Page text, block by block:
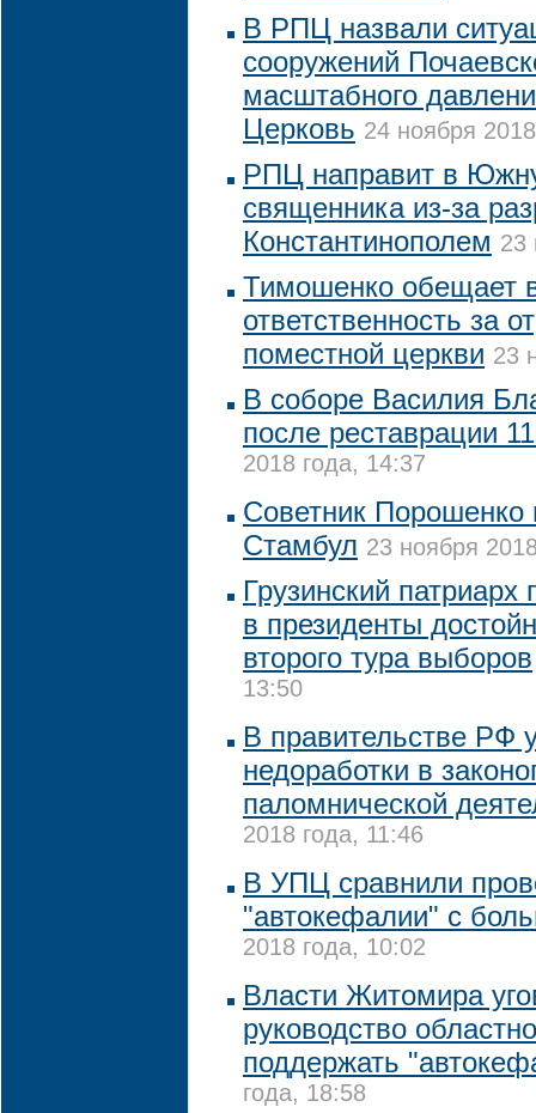
В РПЦ назвали
сооружений
масштабного
Церковь 24 ноября
РПЦ направит в
священника из-за
Константинополем 23
Тимошенко обещает
ответственность за
поместной церкви 23
В соборе Василия
после реставрации
2018 года, 14:37
Советник Порошенко
Стамбул 23 ноября
Грузинский
в президенты
второго тура выборов
13:50
В правительстве РФ
недоработки в
паломнической
2018 года, 11:46
В УПЦ сравнили
"автокефалии" с
2018 года, 10:02
Власти Житомира
руководство
поддержать
года, 18:58